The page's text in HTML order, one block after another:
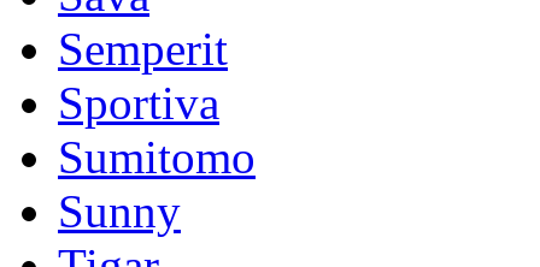
Semperit
Sportiva
Sumitomo
Sunny